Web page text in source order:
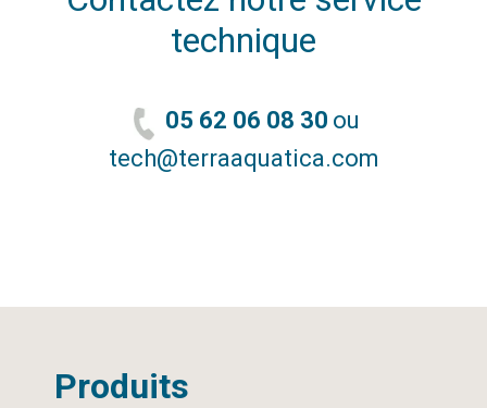
technique
05 62 06 08 30 ou
tech@terraaquatica.com
Produits